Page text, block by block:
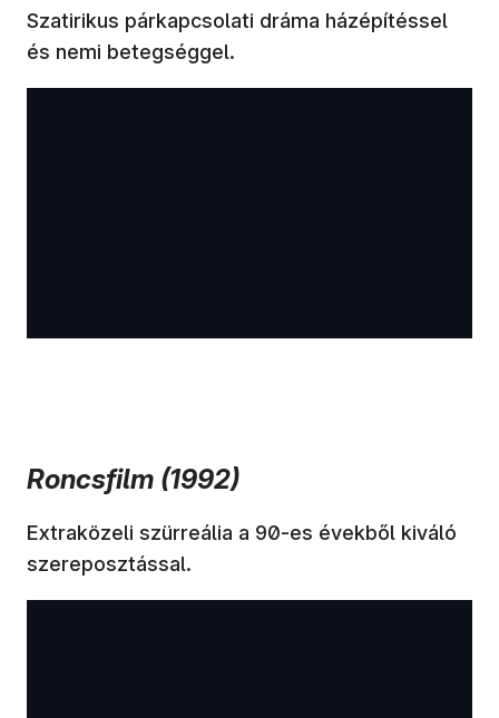
Szatirikus párkapcsolati dráma házépítéssel
és nemi betegséggel.
Roncsfilm (1992)
Extraközeli szürreália a 90-es évekből kiváló
szereposztással.